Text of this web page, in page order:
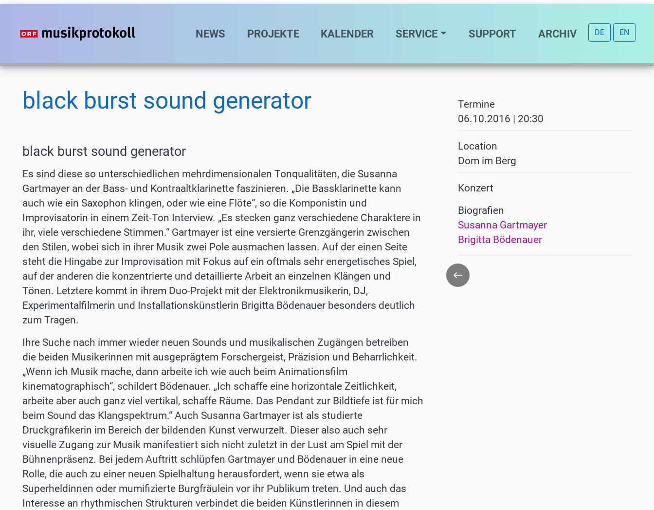
Direkt
Inhalt
Hauptnavigation
NEWS PROJEKTE KALENDER SERVICE SUPPORT ARCHIV DE EN
black burst sound generator
black burst sound generator
Es sind diese so unterschiedlichen mehrdimensionalen Tonquali­täten, die Susanna
Gartmayer an der Bass-­ und Kontraaltklarinette faszinieren. „Die Bassklarinette kann
auch wie ein Saxophon klin­gen, oder wie eine Flöte“, so die Komponistin und
Improvisatorin in einem Zeit­-Ton Interview. „Es stecken ganz verschiedene Charaktere in
ihr, viele verschiedene Stimmen.“ Gartmayer ist eine versierte Grenzgängerin zwischen
den Stilen, wobei sich in ihrer Musik zwei Pole ausmachen lassen. Auf der einen Seite
steht die Hingabe zur Improvisation mit Fokus auf ein oftmals sehr energetisches Spiel,
auf der anderen die konzentrierte und detaillierte Arbeit an einzel­nen Klängen und
Tönen. Letztere kommt in ihrem Duo­-Projekt mit der Elektronikmusikerin, DJ,
Experimentalfilmerin und Installations­künstlerin Brigitta Bödenauer besonders deutlich
zum Tragen.
Ihre Suche nach immer wieder neuen Sounds und musikalischen Zugängen betreiben
die beiden Musikerinnen mit ausgeprägtem Forschergeist, Präzision und Beharrlichkeit.
„Wenn ich Musik mache, dann arbeite ich wie auch beim Animationsfilm
kinematographisch“, schildert Bödenauer. „Ich schaffe eine horizontale Zeitlichkeit,
arbeite aber auch ganz viel vertikal, schaffe Räume. Das Pendant zur Bildtiefe ist für mich
beim Sound das Klangspektrum.“ Auch Susanna Gartmayer ist als studierte
Druckgrafikerin im Bereich der bildenden Kunst verwurzelt. Dieser also auch sehr
visuelle Zugang zur Musik manifestiert sich nicht zuletzt in der Lust am Spiel mit der
Bühnenpräsenz. Bei jedem Auftritt schlüpfen Gartmayer und Bödenauer in eine neue
Rolle, die auch zu einer neuen Spielhaltung herausfordert, wenn sie etwa als
Superheldinnen oder mumifizierte Burgfräulein vor ihr Publikum treten. Und auch das
Interesse an rhythmischen Strukturen verbindet die beiden Künstlerinnen in diesem
Termine
06.10.2016 | 20:30
Location
Dom im Berg
Konzert
Biografien
Susanna Gartmayer
Brigitta Bödenauer
Zurück